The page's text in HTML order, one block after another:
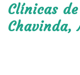
Clínicas
Chavinda,